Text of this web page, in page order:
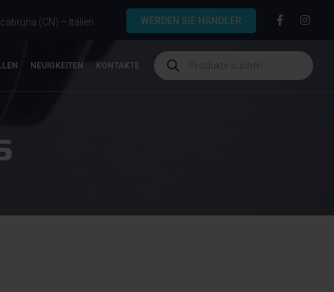
(CN) – Italien WERDEN SIE HÄNDLER
NEUIGKEITEN KONTAKTE